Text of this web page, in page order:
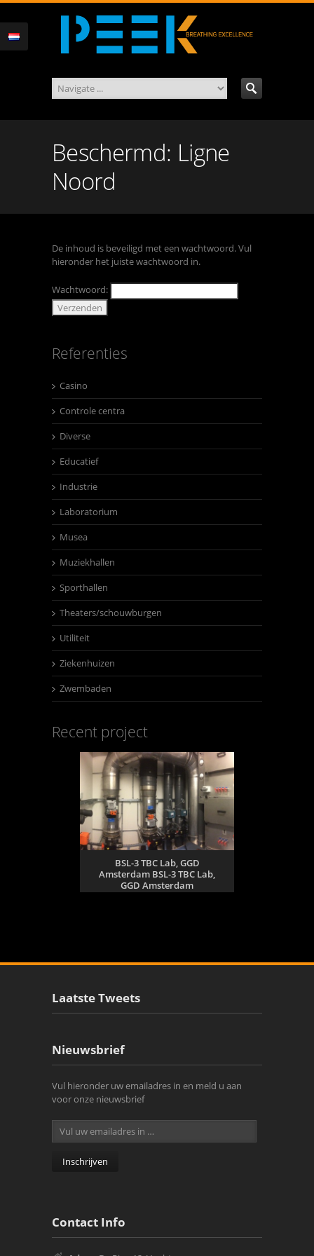
Beschermd: Ligne
Noord
De inhoud is beveiligd met een wachtwoord. Vul
hieronder het juiste wachtwoord in.
Wachtwoord:
Referenties
Casino
Controle centra
Diverse
Educatief
Industrie
Laboratorium
Musea
Muziekhallen
Sporthallen
Theaters/schouwburgen
Utiliteit
Ziekenhuizen
Zwembaden
Recent project
BSL-3 TBC Lab, GGD
Amsterdam BSL-3 TBC Lab,
GGD Amsterdam
Laatste Tweets
Nieuwsbrief
Vul hieronder uw emailadres in en meld u aan
voor onze nieuwsbrief
Contact Info